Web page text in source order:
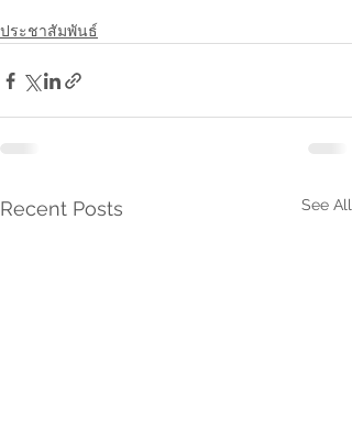
ประชาสัมพันธ์
Recent Posts See All